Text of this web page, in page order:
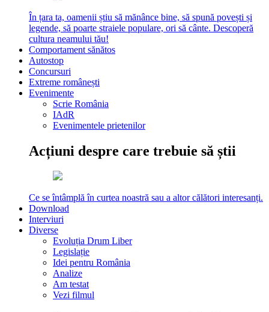
În țara ta, oamenii știu să mănânce bine, să spună povești și
legende, să poarte straiele populare, ori să cânte. Descoperă
cultura neamului tău!
Comportament sănătos
Autostop
Concursuri
Extreme românești
Evenimente
Scrie România
IAdR
Evenimentele prietenilor
Acțiuni despre care trebuie să știi
Ce se întâmplă în curtea noastră sau a altor călători interesanți.
Download
Interviuri
Diverse
Evoluția Drum Liber
Legislație
Idei pentru România
Analize
Am testat
Vezi filmul